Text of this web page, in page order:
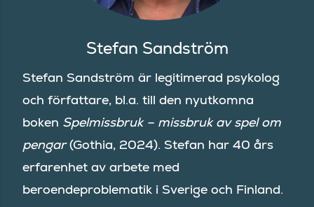
Stefan Sandström
Stefan Sandström är legitimerad psykolog
och författare, bl.a. till den nyutkomna
boken Spelmissbruk – missbruk av spel om
pengar(Gothia, 2024). Stefan har 40 års
erfarenhet av arbete med
beroendeproblematik i Sverige och Finland.